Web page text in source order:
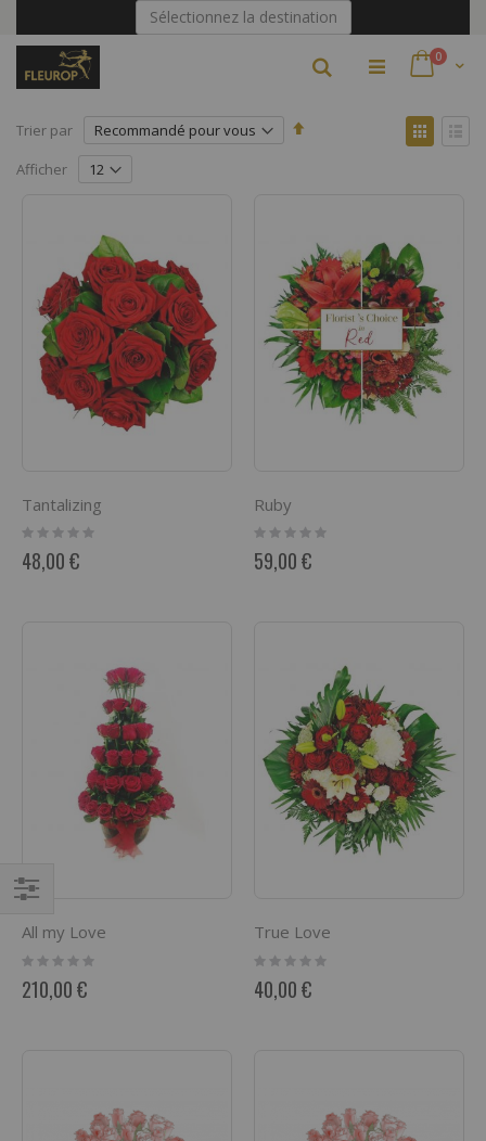
contenu
Sélectionnez la destination
0articles
Rechercher
Trier par
Par
Afficher
Tantalizing
Rating:
0%
48,00 €
Ruby
Rating:
0%
59,00 €
All my Love
Rating:
0%
210,00 €
True Love
Rating:
0%
40,00 €